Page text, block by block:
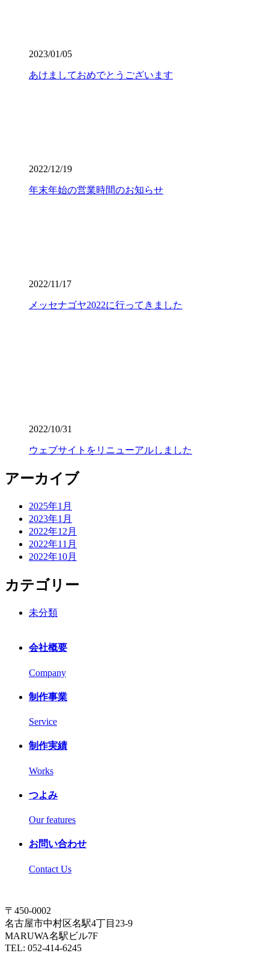
2023/01/05
あけましておめでとうございます
2022/12/19
年末年始の営業時間のお知らせ
2022/11/17
メッセナゴヤ2022に行ってきました
2022/10/31
ウェブサイトをリニューアルしました
アーカイブ
2025年1月
2023年1月
2022年12月
2022年11月
2022年10月
カテゴリー
未分類
会社概要
Company
制作事業
Service
制作実績
Works
つよみ
Our features
お問い合わせ
Contact Us
〒450-0002
名古屋市中村区名駅4丁目23-9
MARUWA名駅ビル7F
TEL: 052-414-6245